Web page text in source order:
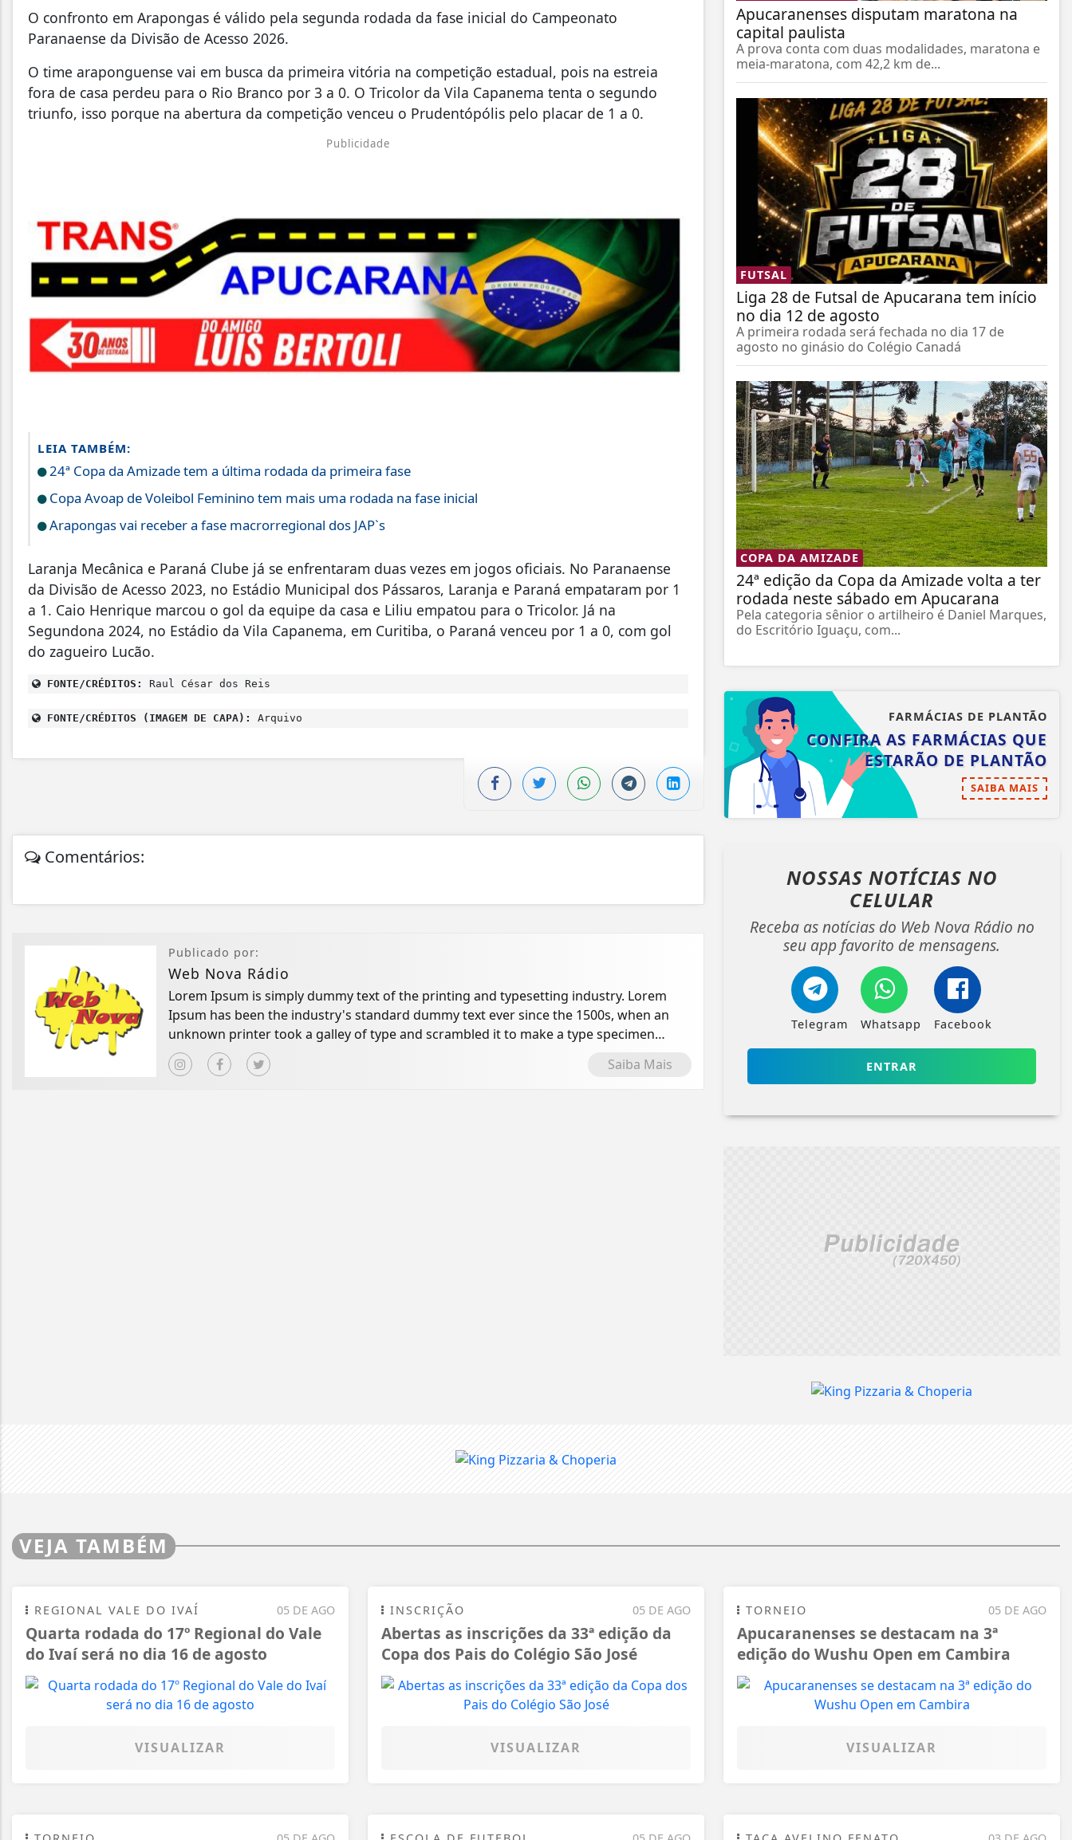
O confronto em Arapongas é válido pela segunda rodada da fase inicial do Campeonato
Paranaense da Divisão de Acesso 2026.
O time araponguense vai em busca da primeira vitória na competição estadual, pois na estreia
fora de casa perdeu para o Rio Branco por 3 a 0. O Tricolor da Vila Capanema tenta o segundo
triunfo, isso porque na abertura da competição venceu o Prudentópólis pelo placar de 1 a 0.
Publicidade
LEIA TAMBÉM:
24ª Copa da Amizade tem a última rodada da primeira fase
Copa Avoap de Voleibol Feminino tem mais uma rodada na fase inicial
Arapongas vai receber a fase macrorregional dos JAP`s
Laranja Mecânica e Paraná Clube já se enfrentaram duas vezes em jogos oficiais. No Paranaense
da Divisão de Acesso 2023, no Estádio Municipal dos Pássaros, Laranja e Paraná empataram por 1
a 1. Caio Henrique marcou o gol da equipe da casa e Liliu empatou para o Tricolor. Já na
Segundona 2024, no Estádio da Vila Capanema, em Curitiba, o Paraná venceu por 1 a 0, com gol
do zagueiro Lucão.
FONTE/CRÉDITOS: Raul César dos Reis
FONTE/CRÉDITOS (IMAGEM DE CAPA): Arquivo
Comentários:
Publicado por:
Web Nova Rádio
Lorem Ipsum is simply dummy text of the printing and typesetting industry. Lorem
Ipsum has been the industry's standard dummy text ever since the 1500s, when an
unknown printer took a galley of type and scrambled it to make a type specimen
book.
Saiba Mais
Apucaranenses disputam maratona na
capital paulista
A prova conta com duas modalidades, maratona e
meia-maratona, com 42,2 km de...
FUTSAL
Liga 28 de Futsal de Apucarana tem início
no dia 12 de agosto
A primeira rodada será fechada no dia 17 de
agosto no ginásio do Colégio Canadá
COPA DA AMIZADE
24ª edição da Copa da Amizade volta a ter
rodada neste sábado em Apucarana
Pela categoria sênior o artilheiro é Daniel Marques,
do Escritório Iguaçu, com...
FARMÁCIAS DE PLANTÃO
CONFIRA AS FARMÁCIAS QUE
ESTARÃO DE PLANTÃO
SAIBA MAIS
NOSSAS NOTÍCIAS NO
CELULAR
Receba as notícias do Web Nova Rádio no
seu app favorito de mensagens.
Telegram Whatsapp Facebook
ENTRAR
VEJA TAMBÉM
05 DE AGO
REGIONAL VALE DO IVAÍ
Quarta rodada do 17º Regional do Vale
do Ivaí será no dia 16 de agosto
VISUALIZAR
05 DE AGO
INSCRIÇÃO
Abertas as inscrições da 33ª edição da
Copa dos Pais do Colégio São José
VISUALIZAR
05 DE AGO
TORNEIO
Apucaranenses se destacam na 3ª
edição do Wushu Open em Cambira
VISUALIZAR